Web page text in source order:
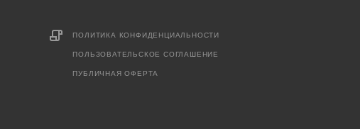
ПОЛИТИКА КОНФИДЕНЦИАЛЬНОСТИ
ПОЛЬЗОВАТЕЛЬСКОЕ СОГЛАШЕНИЕ
ПУБЛИЧНАЯ ОФЕРТА